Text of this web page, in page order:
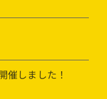
催しました！